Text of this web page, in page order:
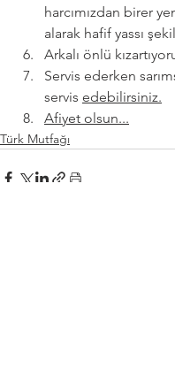
harcımızdan birer
alarak hafif yassı
Arkalı önlü
Servis ederken
servis edebilirsiniz.
Afiyet olsun...
Türk Mutfağı